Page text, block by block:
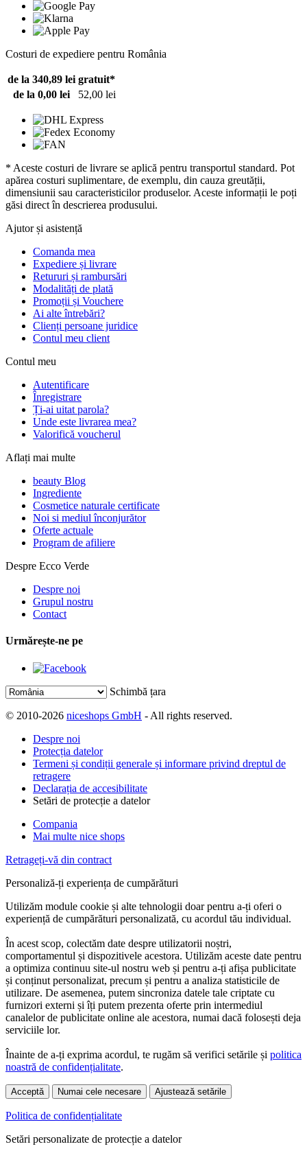
Costuri de expediere pentru România
de la 340,89 lei gratuit*
de la 0,00 lei
52,00 lei
* Aceste costuri de livrare se aplică pentru transportul standard. Pot
apărea costuri suplimentare, de exemplu, din cauza greutății,
dimensiunii sau caracteristicilor produselor. Aceste informații le poți
găsi direct în descrierea produsului.
Ajutor și asistență
Comanda mea
Expediere și livrare
Retururi și rambursări
Modalități de plată
Promoții și Vouchere
Ai alte întrebări?
Clienți persoane juridice
Contul meu client
Contul meu
Autentificare
Înregistrare
Ți-ai uitat parola?
Unde este livrarea mea?
Valorifică voucherul
Aflați mai multe
beauty Blog
Ingrediente
Cosmetice naturale certificate
Noi si mediul înconjurător
Oferte actuale
Program de afiliere
Despre Ecco Verde
Despre noi
Grupul nostru
Contact
Urmărește-ne pe
Schimbă țara
© 2010-2026 niceshops GmbH - All rights reserved.
Despre noi
Protecția datelor
Termeni și condiții generale și informare privind dreptul de
retragere
Declarația de accesibilitate
Setări de protecție a datelor
Compania
Mai multe nice shops
Retrageți-vă din contract
Personaliză-ți experiența de cumpărături
Utilizăm module cookie și alte tehnologii doar pentru a-ți oferi o
experiență de cumpărături personalizată, cu acordul tău individual.
În acest scop, colectăm date despre utilizatorii noștri,
comportamentul și dispozitivele acestora. Utilizăm aceste date pentru
a optimiza continuu site-ul nostru web și pentru a-ți afișa publicitate
și conținut personalizat, precum și pentru a analiza statisticile de
utilizare. De asemenea, putem sincroniza datele tale criptate cu
furnizori externi și îți putem prezenta oferte prin intermediul
canalelor de publicitate online ale acestora, numai dacă folosești deja
serviciile lor.
Înainte de a-ți exprima acordul, te rugăm să verifici setările și politica
noastră de confidențialitate.
Acceptă Numai cele necesare Ajustează setările
Politica de confidențialitate
Setări personalizate de protecție a datelor